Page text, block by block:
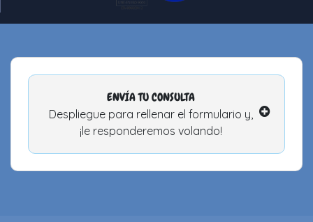
ENVÍA TU CONSULTA
Despliegue para rellenar el formulario y,
¡le responderemos volando!